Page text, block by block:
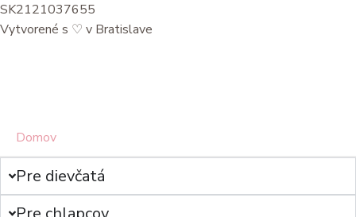
SK2121037655
Vytvorené s ♡ v Bratislave
Domov
Pre dievčatá